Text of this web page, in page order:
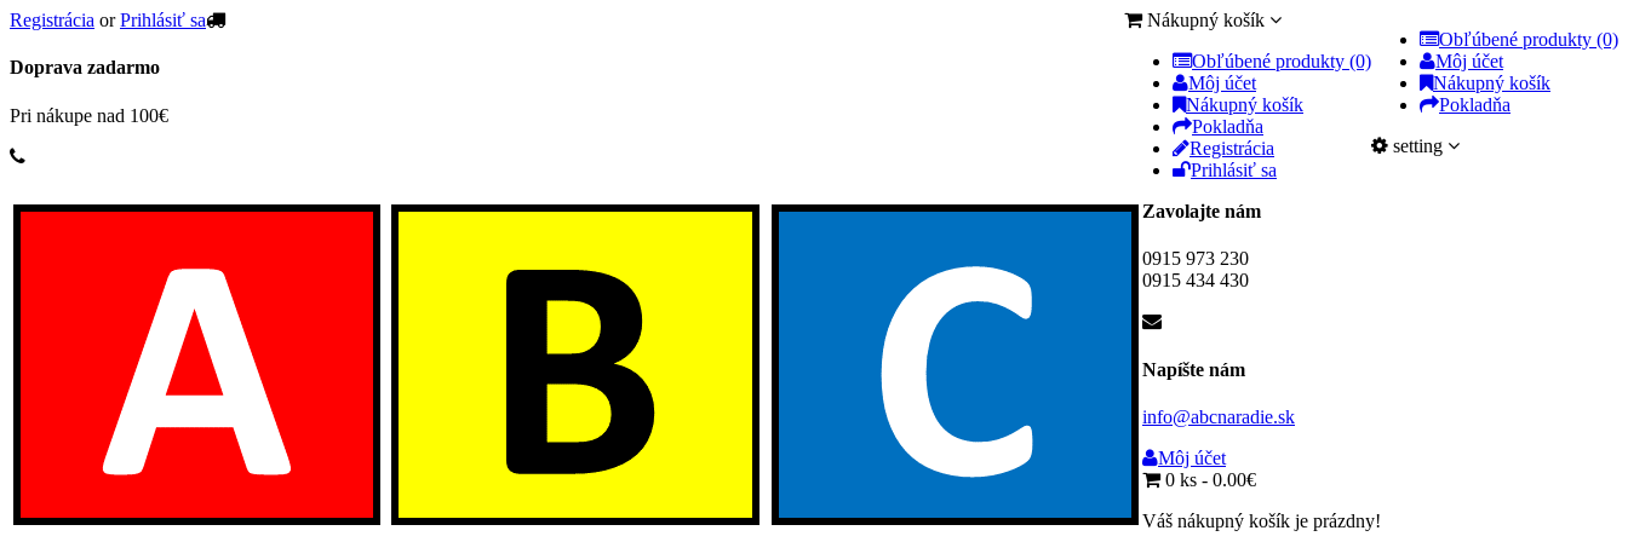
Registrácia orPrihlásiť sa
Obľúbené produkty (0)
Môj účet
Nákupný košík
Pokladňa
setting
Nákupný košík
Obľúbené produkty (0)
Môj účet
Nákupný košík
Pokladňa
Registrácia
Prihlásiť sa
Doprava zadarmo
Pri nákupe nad 100€
Zavolajte nám
0915 973 230
0915 434 430
Napíšte nám
info@abcnaradie.sk
Môj účet
0 ks - 0.00€
Váš nákupný košík je prázdny!